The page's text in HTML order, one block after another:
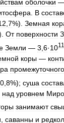
оболочки
. В
,7%). Земная
От поверхности
Земли — 3 6·1011
коры —
промежуточного
8%); суша
над уровнем
занимают
саванны и